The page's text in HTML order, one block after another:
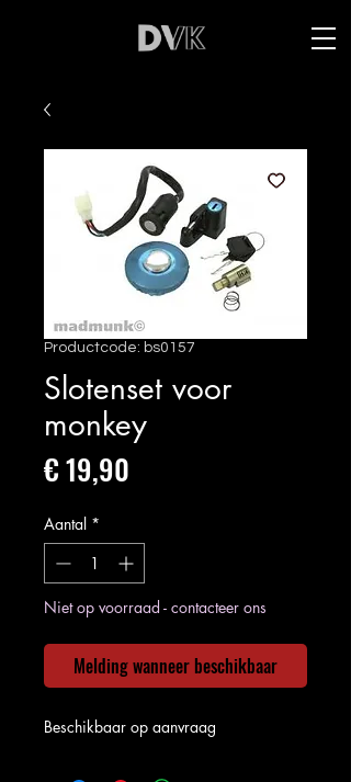
Productcode: bs0157
Slotenset voor
monkey
€ 19,90
Aantal *
Niet op voorraad - contacteer ons
Melding wanneer beschikbaar
Beschikbaar op aanvraag